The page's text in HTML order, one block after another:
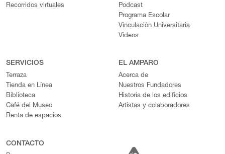
Recorridos virtuales
Podcast
Programa Escolar
Vinculación Universitaria
Videos
SERVICIOS
Terraza
Tienda en Línea
Biblioteca
Café del Museo
Renta de espacios
EL AMPARO
Acerca de
Nuestros Fundadores
Historia de los edificios
Artistas y colaboradores
CONTACTO